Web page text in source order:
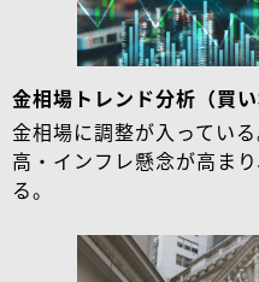
金相場トレンド分析（買い
金相場に調整が入ってい
高・インフレ懸念が高ま
る。